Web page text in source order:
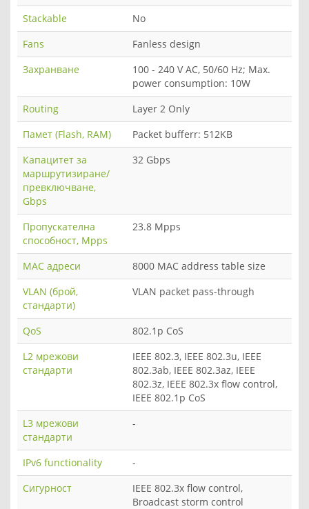
Stackable
No
Fans
Fanless design
Захранване
100 - 240 V AC, 50/60 Hz; Max.
power consumption: 10W
Routing
Layer 2 Only
Памет (Flash, RAM)
Packet bufferr: 512KB
Капацитет за
маршрутизиране/
превключване,
Gbps
32 Gbps
Пропускателна
способност, Mpps
23.8 Mpps
MAC адреси
8000 MAC address table size
VLAN (брой,
стандарти)
VLAN packet pass-through
QoS
802.1p CoS
L2 мрежови
стандарти
IEEE 802.3, IEEE 802.3u, IEEE
802.3ab, IEEE 802.3az, IEEE
802.3z, IEEE 802.3x flow control,
IEEE 802.1p CoS
L3 мрежови
стандарти
-
IPv6 functionality
-
Сигурност
IEEE 802.3x flow control,
Broadcast storm control